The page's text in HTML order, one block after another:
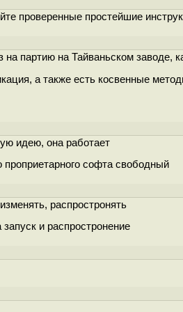
проверенные простейшие
партию на Тайваньском заводе,
а также есть косвенные
идею, она работает
софта свободный
распростронять
и распростронение